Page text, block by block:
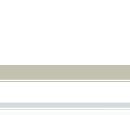
RSS -